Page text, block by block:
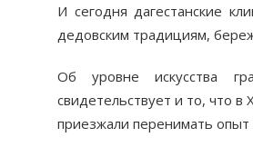
И сегодня дагестанские
дедовским традициям,
Об уровне искусства
свидетельствует и то, что в
приезжали перенимать опыт